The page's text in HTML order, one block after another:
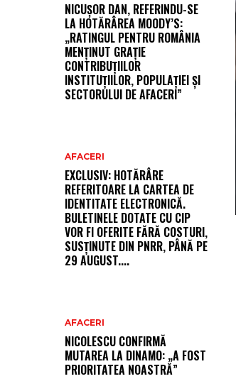
NICUȘOR DAN, REFERINDU-SE
LA HOTĂRÂREA MOODY’S:
„RATINGUL PENTRU ROMÂNIA
MENȚINUT GRAȚIE
CONTRIBUȚIILOR
INSTITUȚIILOR, POPULAȚIEI ȘI
SECTORULUI DE AFACERI”
AFACERI
EXCLUSIV: HOTĂRÂRE
REFERITOARE LA CARTEA DE
IDENTITATE ELECTRONICĂ.
BULETINELE DOTATE CU CIP
VOR FI OFERITE FĂRĂ COSTURI,
SUSȚINUTE DIN PNRR, PÂNĂ PE
29 AUGUST....
AFACERI
NICOLESCU CONFIRMĂ
MUTAREA LA DINAMO: „A FOST
PRIORITATEA NOASTRĂ”